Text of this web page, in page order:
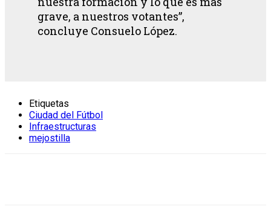
grave, a nuestros votantes”,
concluye Consuelo López.
Etiquetas
Ciudad del Fútbol
Infraestructuras
mejostilla